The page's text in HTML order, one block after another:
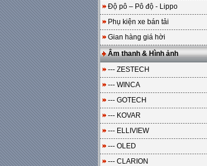
Độ pô – Pô độ - Lippo
Phụ kiện xe bán tải
Gian hàng giá hời
Âm thanh & Hình ảnh
--- ZESTECH
--- WINCA
--- GOTECH
--- KOVAR
--- ELLIVIEW
--- OLED
--- CLARION